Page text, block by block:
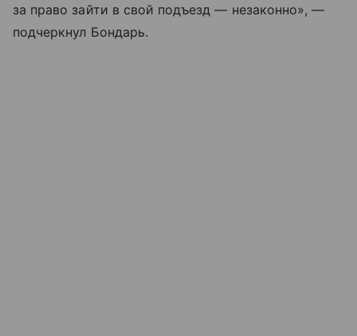
за право зайти в свой подъезд — незаконно», —
подчеркнул Бондарь.